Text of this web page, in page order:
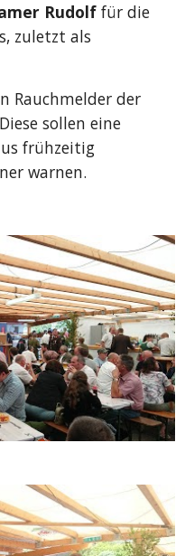
Rudolf für die
zuletzt als
Rauchmelder der
sollen eine
frühzeitig
warnen.